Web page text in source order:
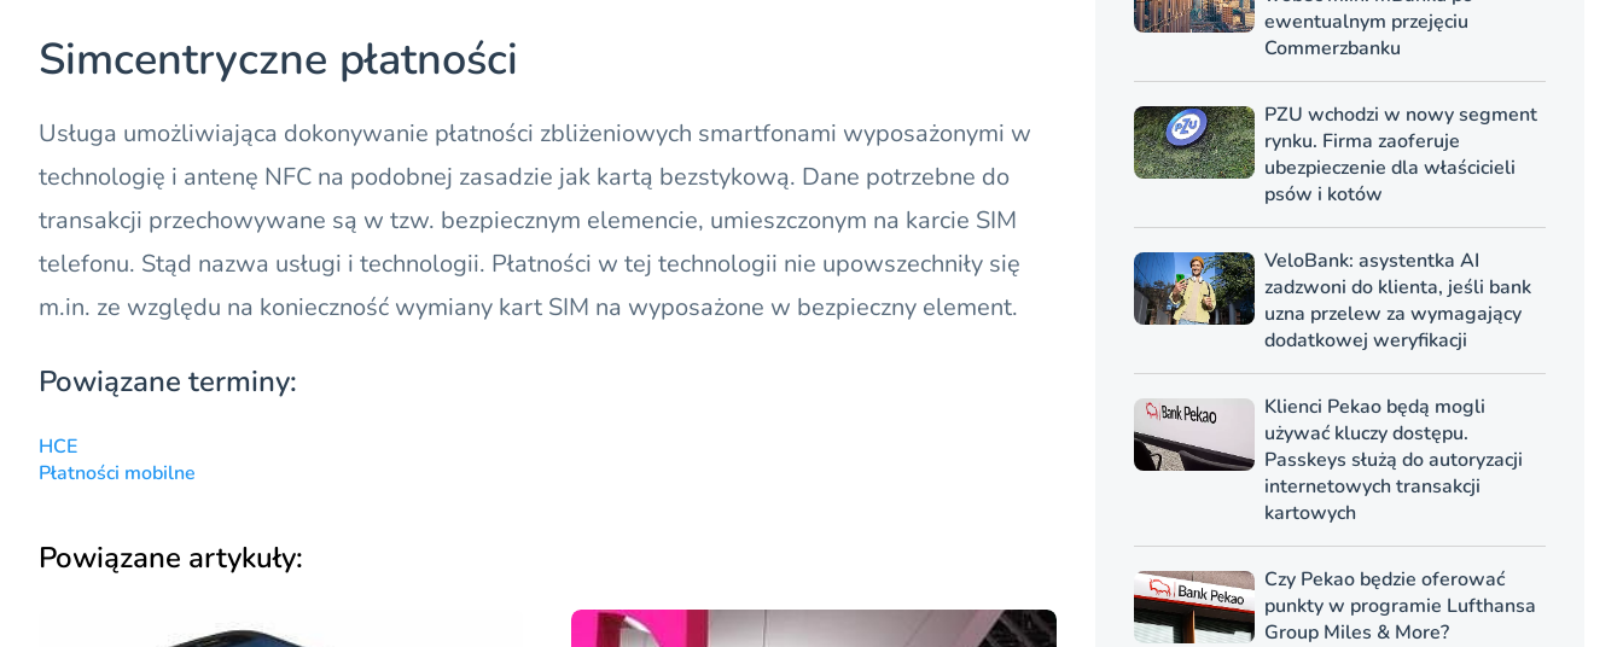
Simcentryczne płatności
Usługa umożliwiająca dokonywanie płatności zbliżeniowych smartfonami wyposażonymi w
technologię i antenę NFC na podobnej zasadzie jak kartą bezstykową. Dane potrzebne do
transakcji przechowywane są w tzw. bezpiecznym elemencie, umieszczonym na karcie SIM
telefonu. Stąd nazwa usługi i technologii. Płatności w tej technologii nie upowszechniły się
m.in. ze względu na konieczność wymiany kart SIM na wyposażone w bezpieczny element.
Powiązane terminy:
HCE
Płatności mobilne
Powiązane artykuły:
ewentualnym przejęciu
Commerzbanku
PZU wchodzi w nowy segment
rynku. Firma zaoferuje
ubezpieczenie dla właścicieli
psów i kotów
VeloBank: asystentka AI
zadzwoni do klienta, jeśli bank
uzna przelew za wymagający
dodatkowej weryfikacji
Klienci Pekao będą mogli
używać kluczy dostępu.
Passkeys służą do autoryzacji
internetowych transakcji
kartowych
Czy Pekao będzie oferować
punkty w programie Lufthansa
Group Miles & More?